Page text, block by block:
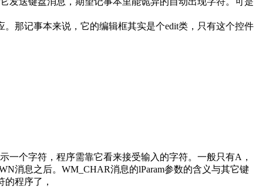
那记事本来说，它的编辑框其实是个edit类，只有这个控件
个字符，程序需靠它看来接受输入的字符。一般只有A，
消息之后。WM_CHAR消息的lParam参数的含义与其它键
程序了，